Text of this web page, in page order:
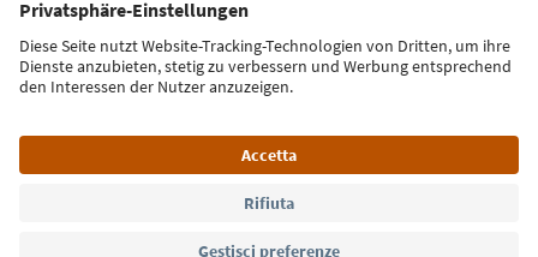
FAQ Contatti Press MICE
Privacy Policy
Termini e condizioni
Crediti
Cookie Policy
Alto Adige B2B